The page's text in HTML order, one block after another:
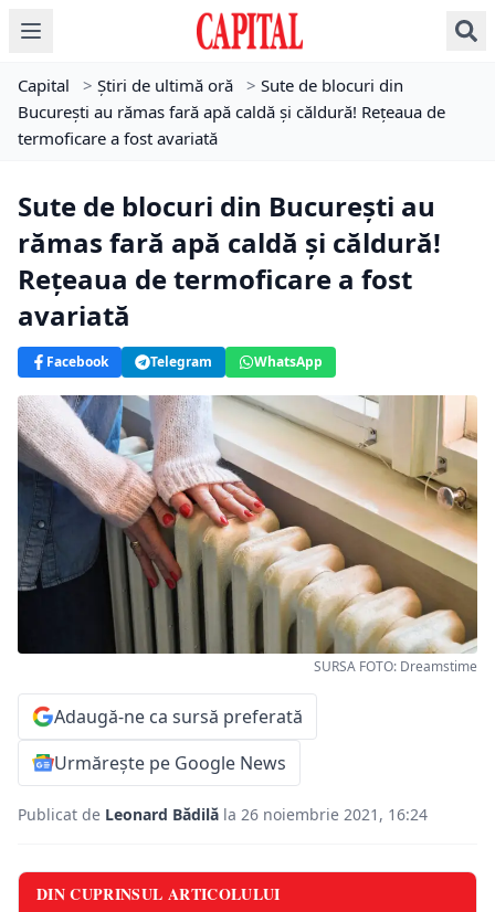
Capital > Știri de ultimă oră > Sute de blocuri din
București au rămas fară apă caldă şi căldură! Reţeaua de
termoficare a fost avariată
Sute de blocuri din București au
rămas fară apă caldă şi căldură!
Reţeaua de termoficare a fost
avariată
Facebook Telegram WhatsApp
SURSA FOTO: Dreamstime
Adaugă-ne ca sursă preferată
Urmărește pe Google News
Publicat de Leonard Bădilă la 26 noiembrie 2021, 16:24
DIN CUPRINSUL ARTICOLULUI